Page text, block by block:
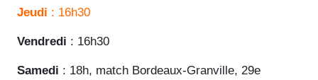
Jeudi : 16h30
Vendredi : 16h30
Samedi : 18h, match Bordeaux-Granville, 29e